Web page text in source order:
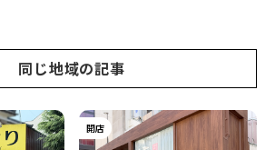
同じ地域の記事
開店